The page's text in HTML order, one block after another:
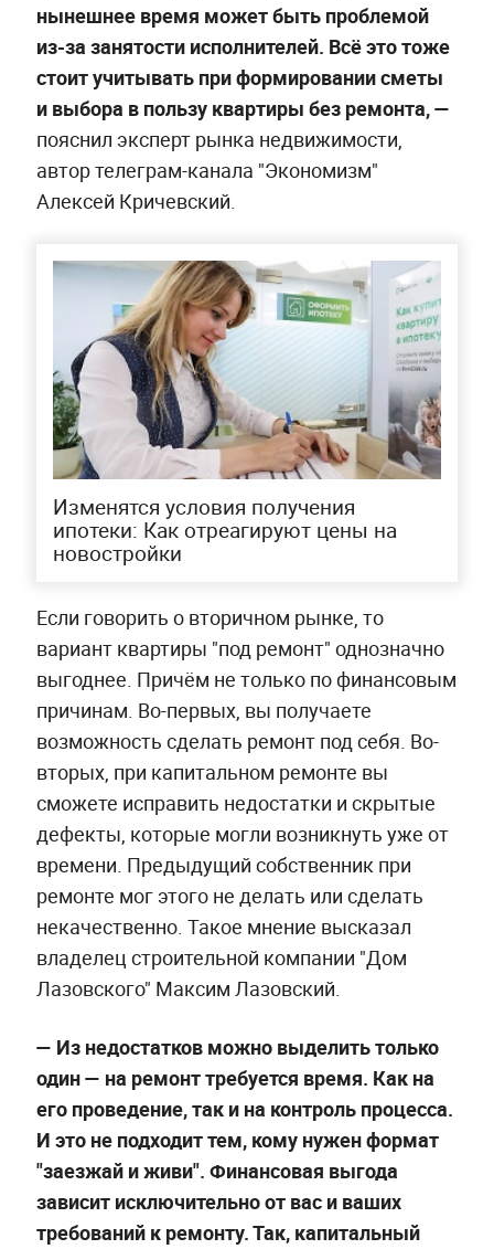
нынешнее время может быть проблемой
из-за занятости исполнителей. Всё это тоже
стоит учитывать при формировании сметы
и выбора в пользу квартиры без ремонта, —
пояснил эксперт рынка недвижимости,
автор телеграм-канала "Экономизм"
Алексей Кричевский.
Изменятся условия получения
ипотеки: Как отреагируют цены на
новостройки
Если говорить о вторичном рынке, то
вариант квартиры "под ремонт" однозначно
выгоднее. Причём не только по финансовым
причинам. Во-первых, вы получаете
возможность сделать ремонт под себя. Во-
вторых, при капитальном ремонте вы
сможете исправить недостатки и скрытые
дефекты, которые могли возникнуть уже от
времени. Предыдущий собственник при
ремонте мог этого не делать или сделать
некачественно. Такое мнение высказал
владелец строительной компании "Дом
Лазовского" Максим Лазовский.
— Из недостатков можно выделить только
один — на ремонт требуется время. Как на
его проведение, так и на контроль процесса.
И это не подходит тем, кому нужен формат
"заезжай и живи". Финансовая выгода
зависит исключительно от вас и ваших
требований к ремонту. Так, капитальный